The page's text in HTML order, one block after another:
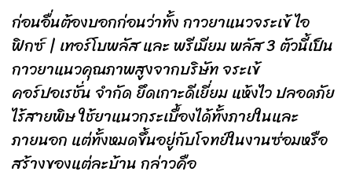
ก่อนอื่นต้องบอกก่อนว่าทั้ง กาวยาแนวจระเข้ ไอ
ฟิกซ์ | เทอร์โบพลัส และ พรีเมียม พลัส 3 ตัวนี้เป็น
กาวยาแนวคุณภาพสูงจากบริษัท จระเข้
คอร์ปอเรชั่น จำกัด ยึดเกาะดีเยี่ยม แห้งไว ปลอดภัย
ไร้สายพิษ ใช้ยาแนวกระเบื้องได้ทั้งภายในและ
ภายนอก แต่ทั้งหมดขึ้นอยู่กับโจทย์ในงานซ่อมหรือ
สร้างของแต่ละบ้าน กล่าวคือ